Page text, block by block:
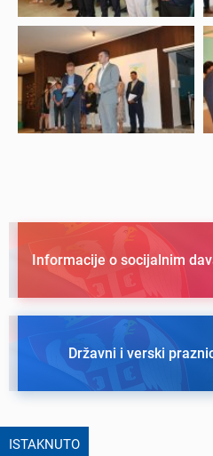
Informacije o socijalnim
Državni i verski
ISTAKNUTO